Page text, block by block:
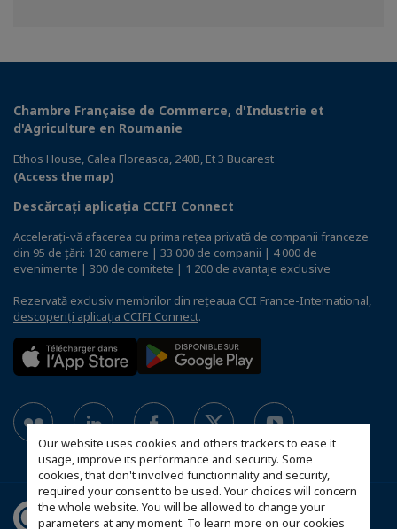
Our website uses cookies and others trackers to ease it
usage, improve its performance and security. Some
cookies, that don't involved functionnality and security,
required your consent to be used. Your choices will concern
the whole website. You will be allowed to change your
parameters at any moment. To learn more on our cookies
Chambre Française de Commerce, d'Industrie et
d'Agriculture en Roumanie
Ethos House, Calea Floreasca, 240B, Et 3 Bucarest
(Access the map)
Descărcați aplicația CCIFI Connect
Accelerați-vă afacerea cu prima rețea privată de companii franceze
din 95 de țări: 120 camere | 33 000 de companii | 4 000 de
evenimente | 300 de comitete | 1 200 de avantaje exclusive
Rezervată exclusiv membrilor din rețeaua CCI France-International,
descoperiți aplicația CCIFI Connect.